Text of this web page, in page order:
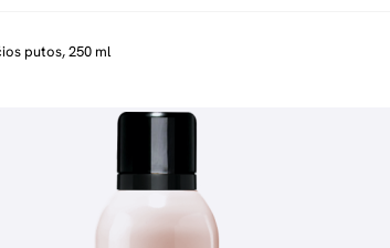
putos, 250 ml